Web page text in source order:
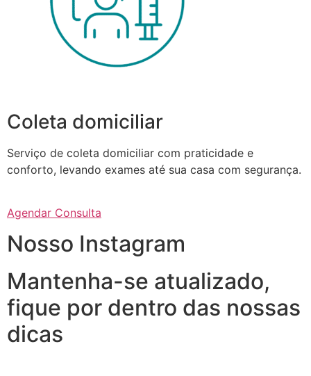
Coleta domiciliar
Serviço de coleta domiciliar com praticidade e
conforto, levando exames até sua casa com segurança.
Agendar Consulta
Nosso Instagram
Mantenha-se atualizado,
fique por dentro das nossas
dicas